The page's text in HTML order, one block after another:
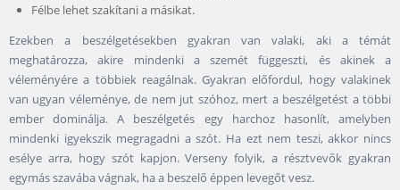
Félbe lehet szakítani a másikat.
Ezekben a beszélgetésekben gyakran van valaki, aki a témát
meghatározza, akire mindenki a szemét függeszti, és akinek a
véleményére a többiek reagálnak. Gyakran előfordul, hogy valakinek
van ugyan véleménye, de nem jut szóhoz, mert a beszélgetést a többi
ember dominálja. A beszélgetés egy harchoz hasonlít, amelyben
mindenki igyekszik megragadni a szót. Ha ezt nem teszi, akkor nincs
esélye arra, hogy szót kapjon. Verseny folyik, a résztvevők gyakran
egymás szavába vágnak, ha a beszelő éppen levegőt vesz.